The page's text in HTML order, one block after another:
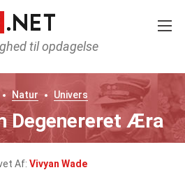
til opdagelse
Natur Univers
Degenereret Æra
Af: Vivyan Wade